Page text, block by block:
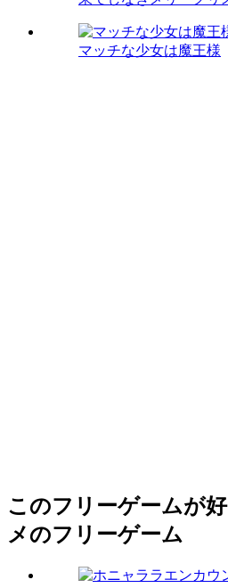
マッチな少女は魔王様
このフリーゲームが
メのフリーゲーム